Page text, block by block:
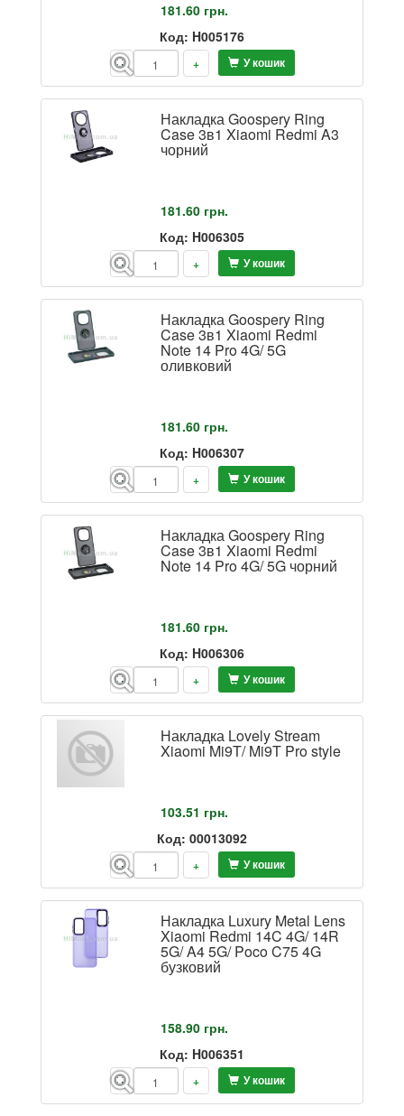
181.60 грн.
Код: H005176
- + У кошик
Накладка Goospery Ring
Case 3в1 Xiaomi Redmi A3
чорний
181.60 грн.
Код: H006305
- + У кошик
Накладка Goospery Ring
Case 3в1 Xiaomi Redmi
Note 14 Pro 4G/ 5G
оливковий
181.60 грн.
Код: H006307
- + У кошик
Накладка Goospery Ring
Case 3в1 Xiaomi Redmi
Note 14 Pro 4G/ 5G чорний
181.60 грн.
Код: H006306
- + У кошик
Накладка Lovely Stream
Xiaomi Mi9T/ Mi9T Pro style
103.51 грн.
Код: 00013092
- + У кошик
Накладка Luxury Metal Lens
Xiaomi Redmi 14C 4G/ 14R
5G/ A4 5G/ Poco C75 4G
бузковий
158.90 грн.
Код: H006351
- + У кошик